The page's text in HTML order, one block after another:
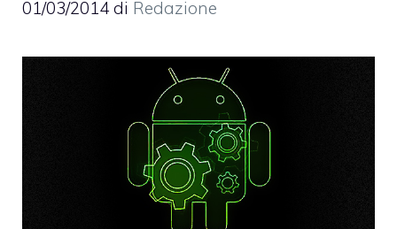
01/03/2014 di Redazione